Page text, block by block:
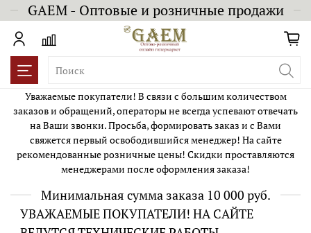
GAEM - Оптовые и розничные продажи
Уважаемые покупатели! В связи с большим количеством
заказов и обращений, операторы не всегда успевают отвечать
на Ваши звонки. Просьба, формировать заказ и с Вами
свяжется первый освободившийся менеджер! На сайте
рекомендованные розничные цены! Скидки проставляются
менеджерами после оформления заказа!
Минимальная сумма заказа 10 000 руб.
УВАЖАЕМЫЕ ПОКУПАТЕЛИ! НА САЙТЕ